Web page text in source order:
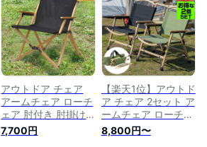
トドア キャンプ バ
ーベキュー BBQ お
花見 いす ポータブ
ル アウトドアチェア
FIELDOOR 1年保証
★[送料無料]
スト ひじ掛け デッ
キチェア コンパクト
ロータイプ ローチェ
ア 折りたたみチェア
いす FIELDOOR 1年
保証 ■[送料無料][あ
す楽]
アウトドア チェア
アームチェア ローチ
ェア 肘付き 肘掛け
折りたたみ 椅子 軽
量 耐荷重 100kg リ
7,700円
【楽天1位】アウトド
ア チェア 2セット ア
ームチェア ローチェ
ア 肘付き 肘掛け 折
りたたみ 椅子 軽量
8,800円〜